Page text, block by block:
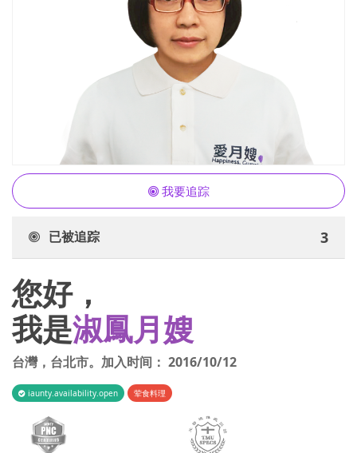
我要追踪
已被追踪 3
您好，
我是淑鳳月嫂
台灣， 台北市。加入时间： 2016/10/12
iaunty.availability.open 荤食料理